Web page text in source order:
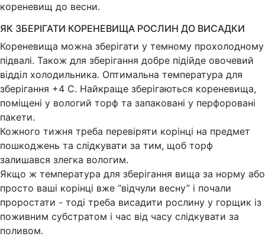
кореневищ до весни.
ЯК ЗБЕРІГАТИ КОРЕНЕВИЩА РОСЛИН ДО ВИСАДКИ
Кореневища можна зберігати у темному прохолодному
підвалі. Також для зберігання добре підійде овочевий
відділ холодильника. Оптимальна температура для
зберігання +4 С. Найкраще зберігаються кореневища,
поміщені у вологий торф та запаковані у перфоровані
пакети.
Кожного тижня треба перевіряти корінці на предмет
пошкоджень та слідкувати за тим, щоб торф
залишався злегка вологим.
Якщо ж температура для зберігання вища за норму або
просто ваші корінці вже “відчули весну” і почали
проростати - тоді треба висадити рослину у горщик із
поживним субстратом і час від часу слідкувати за
поливом.